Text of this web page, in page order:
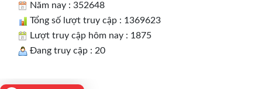
Năm nay : 352648
Tổng số lượt truy cập : 1369623
Lượt truy cập hôm nay : 1875
Đang truy cập : 20